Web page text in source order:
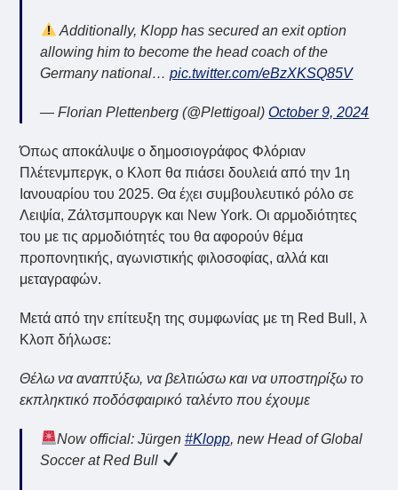
Additionally, Klopp has secured an exit option
allowing him to become the head coach of the
Germany national…pic.twitter.com/eBzXKSQ85V
— Florian Plettenberg (@Plettigoal)October 9, 2024
Όπως αποκάλυψε ο δημοσιογράφος Φλόριαν
Πλέτενμπεργκ, ο Κλοπ θα πιάσει δουλειά από την 1η
Ιανουαρίου του 2025. Θα έχει συμβουλευτικό ρόλο σε
Λειψία, Ζάλτσμπουργκ και New York. Οι αρμοδιότητες
του με τις αρμοδιότητές του θα αφορούν θέμα
προπονητικής, αγωνιστικής φιλοσοφίας, αλλά και
μεταγραφών.
Μετά από την επίτευξη της συμφωνίας με τη Red Bull, λ
Κλοπ δήλωσε:
Θέλω να αναπτύξω, να βελτιώσω και να υποστηρίξω το
εκπληκτικό ποδόσφαιρικό ταλέντο που έχουμε
Now official: Jürgen #Klopp, new Head of Global
Soccer at Red Bull